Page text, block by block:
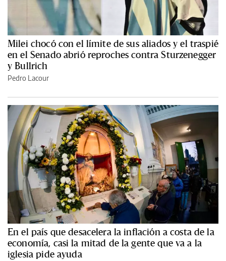
Milei chocó con el límite de sus aliados y el traspié
en el Senado abrió reproches contra Sturzenegger
y Bullrich
Pedro Lacour
En el país que desacelera la inflación a costa de la
economía, casi la mitad de la gente que va a la
iglesia pide ayuda